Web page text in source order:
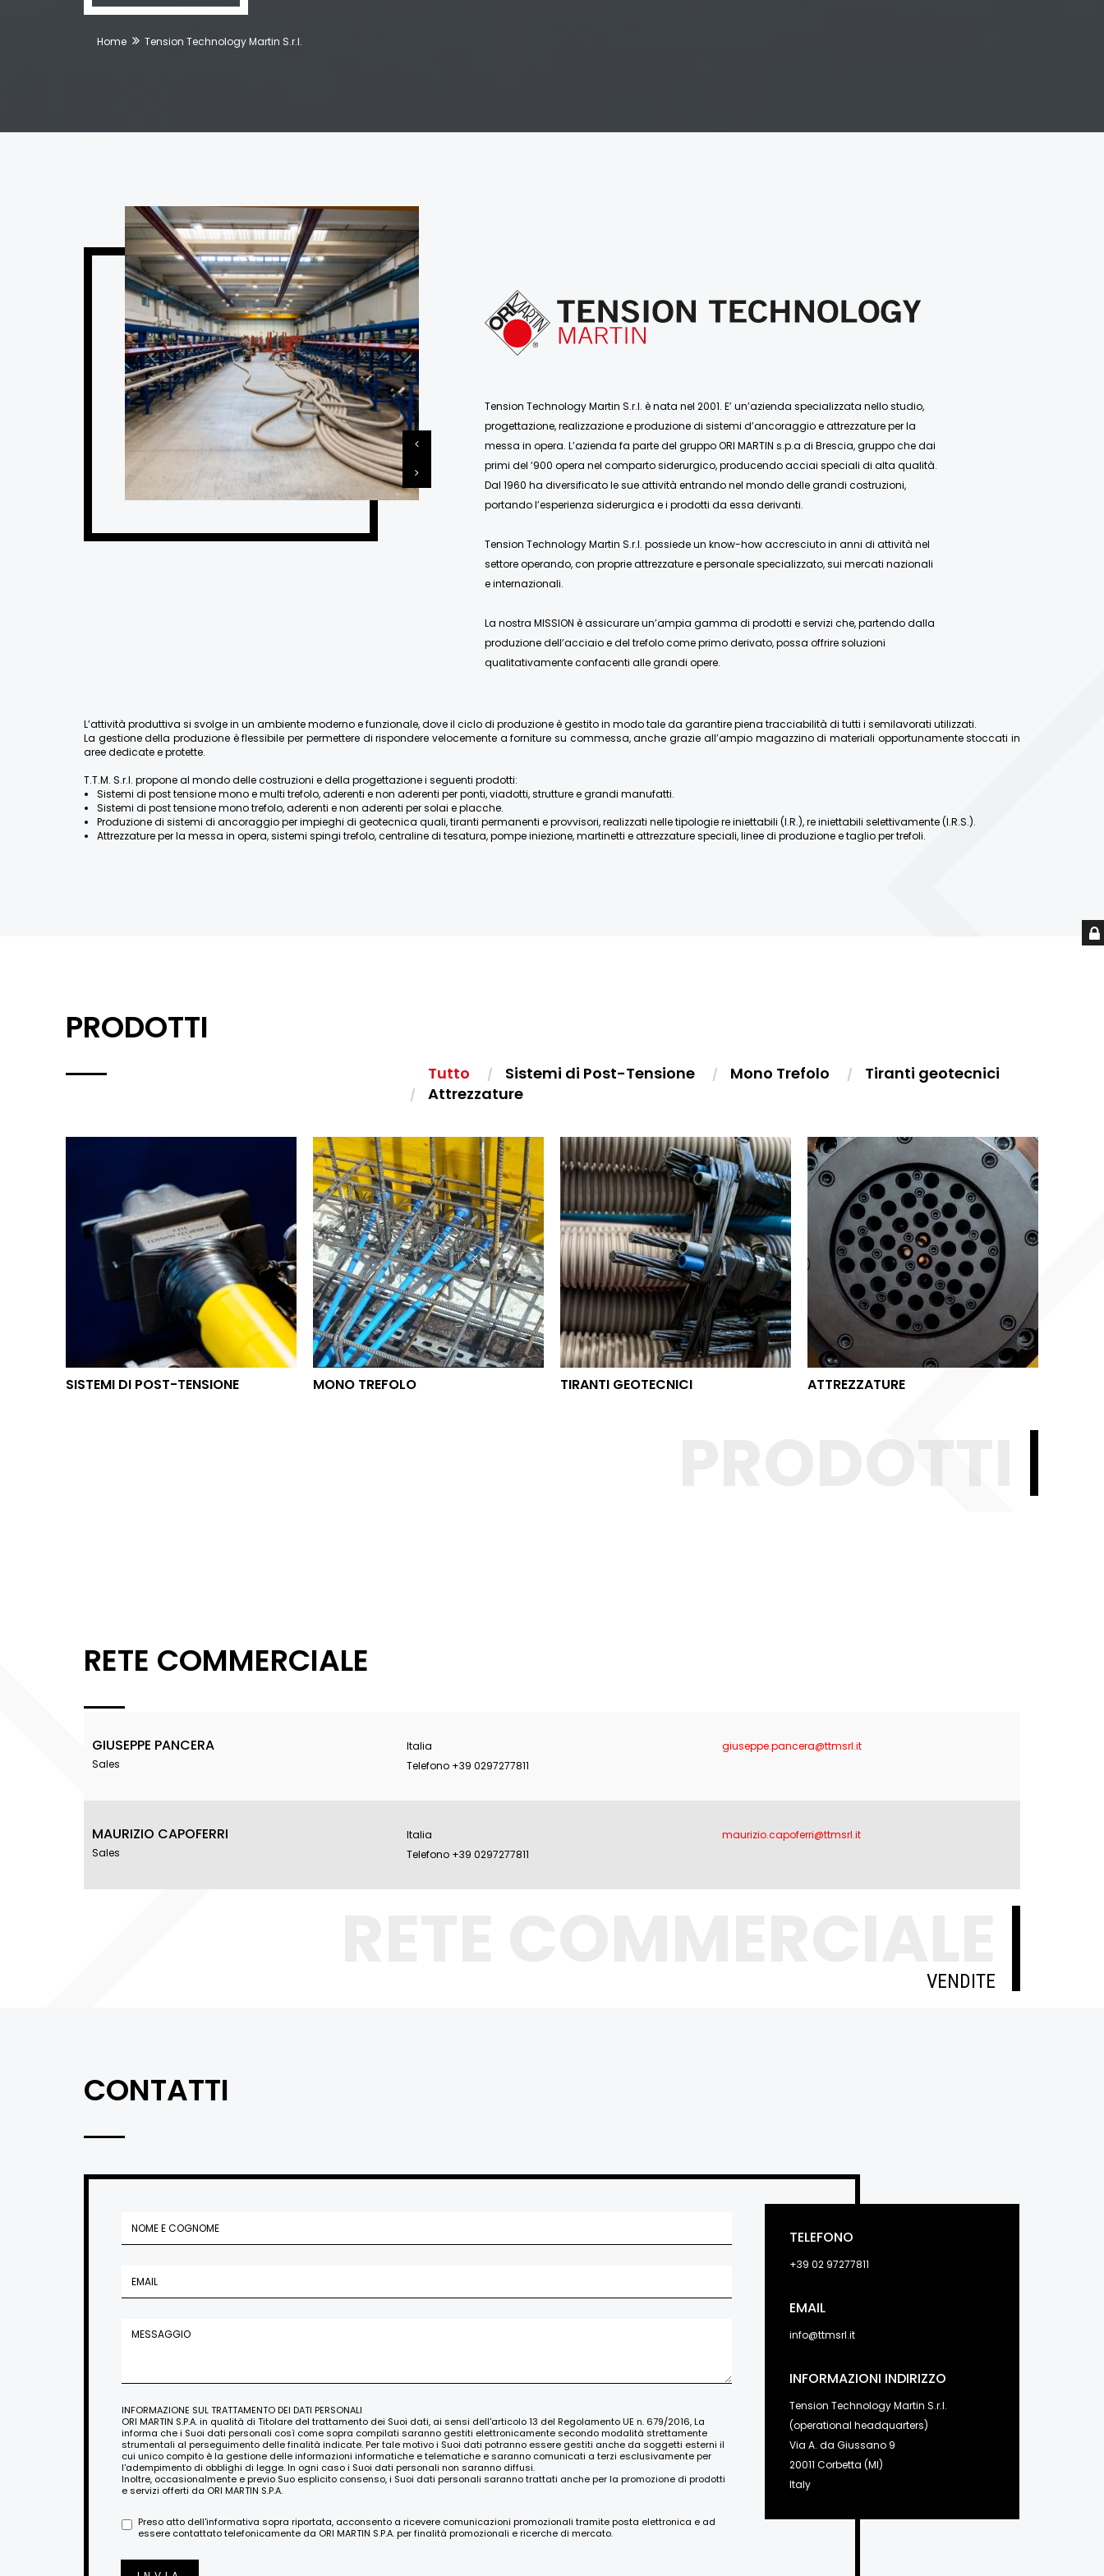
Home Tension Technology Martin S.r.l.
Tension Technology Martin S.r.l. è nata nel 2001. E’ un’azienda specializzata nello studio,
progettazione, realizzazione e produzione di sistemi d’ancoraggio e attrezzature per la
messa in opera. L’azienda fa parte del gruppo ORI MARTIN s.p.a di Brescia, gruppo che dai
primi del ‘900 opera nel comparto siderurgico, producendo acciai speciali di alta qualità.
Dal 1960 ha diversificato le sue attività entrando nel mondo delle grandi costruzioni,
portando l’esperienza siderurgica e i prodotti da essa derivanti.
Tension Technology Martin S.r.l. possiede un know-how accresciuto in anni di attività nel
settore operando, con proprie attrezzature e personale specializzato, sui mercati nazionali
e internazionali.
La nostra MISSION è assicurare un’ampia gamma di prodotti e servizi che, partendo dalla
produzione dell’acciaio e del trefolo come primo derivato, possa offrire soluzioni
qualitativamente confacenti alle grandi opere.
L’attività produttiva si svolge in un ambiente moderno e funzionale, dove il ciclo di produzione è gestito in modo tale da garantire piena tracciabilità di tutti i semilavorati utilizzati.
La gestione della produzione è flessibile per permettere di rispondere velocemente a forniture su commessa, anche grazie all’ampio magazzino di materiali opportunamente stoccati in
aree dedicate e protette.
T.T.M. S.r.l. propone al mondo delle costruzioni e della progettazione i seguenti prodotti:
Sistemi di post tensione mono e multi trefolo, aderenti e non aderenti per ponti, viadotti, strutture e grandi manufatti.
Sistemi di post tensione mono trefolo, aderenti e non aderenti per solai e placche.
Produzione di sistemi di ancoraggio per impieghi di geotecnica quali, tiranti permanenti e provvisori, realizzati nelle tipologie re iniettabili (I.R.), re iniettabili selettivamente (I.R.S.).
Attrezzature per la messa in opera, sistemi spingi trefolo, centraline di tesatura, pompe iniezione, martinetti e attrezzature speciali, linee di produzione e taglio per trefoli.
PRODOTTI
Tutto Sistemi di Post-Tensione Mono Trefolo
Tiranti geotecnici
Attrezzature
SISTEMI DI POST-TENSIONE
MONO TREFOLO
MONO TREFOLO
TIRANTI GEOTECNICI
TIRANTI GEOTECNICI
ATTREZZATURE
ATTREZZATURE
RETE COMMERCIALE
GIUSEPPE PANCERA
Sales
Italia
Telefono +39 0297277811
giuseppe.pancera@ttmsrl.it
MAURIZIO CAPOFERRI
Sales
Italia
Telefono +39 0297277811
maurizio.capoferri@ttmsrl.it
VENDITE
CONTATTI
INFORMAZIONE SUL TRATTAMENTO DEI DATI PERSONALI
ORI MARTIN S.P.A. in qualità di Titolare del trattamento dei Suoi dati, ai sensi dell'articolo 13 del Regolamento UE n. 679/2016, La
informa che i Suoi dati personali così come sopra compilati saranno gestiti elettronicamente secondo modalità strettamente
strumentali al perseguimento delle finalità indicate. Per tale motivo i Suoi dati potranno essere gestiti anche da soggetti esterni il
cui unico compito è la gestione delle informazioni informatiche e telematiche e saranno comunicati a terzi esclusivamente per
l'adempimento di obblighi di legge. In ogni caso i Suoi dati personali non saranno diffusi.
Inoltre, occasionalmente e previo Suo esplicito consenso, i Suoi dati personali saranno trattati anche per la promozione di prodotti
e servizi offerti da ORI MARTIN S.P.A.
Preso atto dell'informativa sopra riportata, acconsento a ricevere comunicazioni promozionali tramite posta elettronica e ad
essere contattato telefonicamente da ORI MARTIN S.P.A. per finalità promozionali e ricerche di mercato.
TELEFONO
+39 02 97277811
EMAIL
info@ttmsrl.it
INFORMAZIONI INDIRIZZO
Tension Technology Martin S.r.l.
(operational headquarters)
Via A. da Giussano 9
20011 Corbetta (MI)
Italy